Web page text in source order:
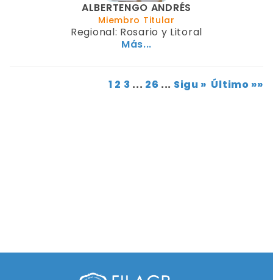
ALBERTENGO ANDRÉS
Miembro Titular
Regional: Rosario y Litoral
Más...
1 2 3 ... 26 ... Sigu » Último »»